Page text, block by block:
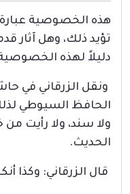
هذه الخصوصية عبارة
تؤيد ذلك، وهل آثار
دليلاً لهذه
ونقل الزرقاني في
الحافظ السيوطي
ولا سند، ولا رأيت
الحديث.
قال الزرقاني: وكذا